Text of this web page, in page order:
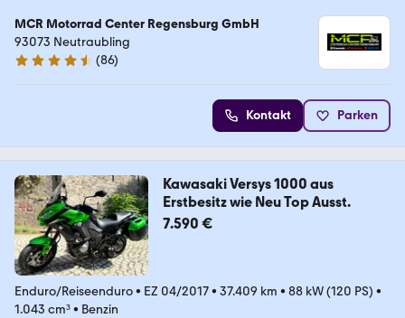
MCR Motorrad Center Regensburg GmbH
93073 Neutraubling
4.6 Sterne
(86)
Kontakt Parken
Kawasaki Versys 1000 aus
Erstbesitz wie Neu Top Ausst.
7.590 €
Enduro/Reiseenduro• EZ 04/2017• 37.409 km • 88 kW (120 PS) •
1.043 cm³• Benzin